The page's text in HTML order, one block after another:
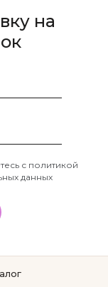
на
с политикой
данных